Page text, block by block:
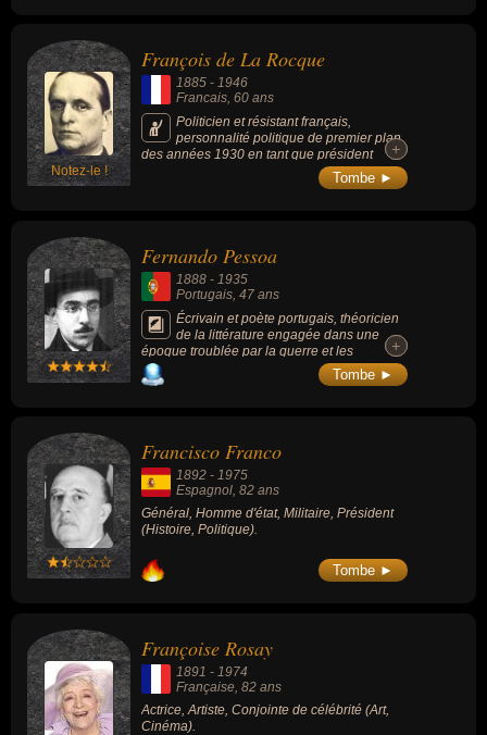
Notez-le !
François de La Rocque
1885 - 1946
Francais, 60 ans
Politicien et résistant français,
personnalité politique de premier plan
des années 1930 en tant que président
général des Croix-de-Feu puis du Parti
+
+
Tombe ►
Fernando Pessoa
1888 - 1935
Portugais, 47 ans
Écrivain et poète portugais, théoricien
de la littérature engagée dans une
époque troublée par la guerre et les
dictatures, inventeur inspiré par Cesário
Verde du sensationnisme, ses vers
+
+
Tombe ►
Francisco Franco
1892 - 1975
Espagnol, 82 ans
Général, Homme d'état, Militaire, Président
(Histoire, Politique).
Tombe ►
Françoise Rosay
1891 - 1974
Française, 82 ans
Actrice, Artiste, Conjointe de célébrité (Art,
Cinéma).